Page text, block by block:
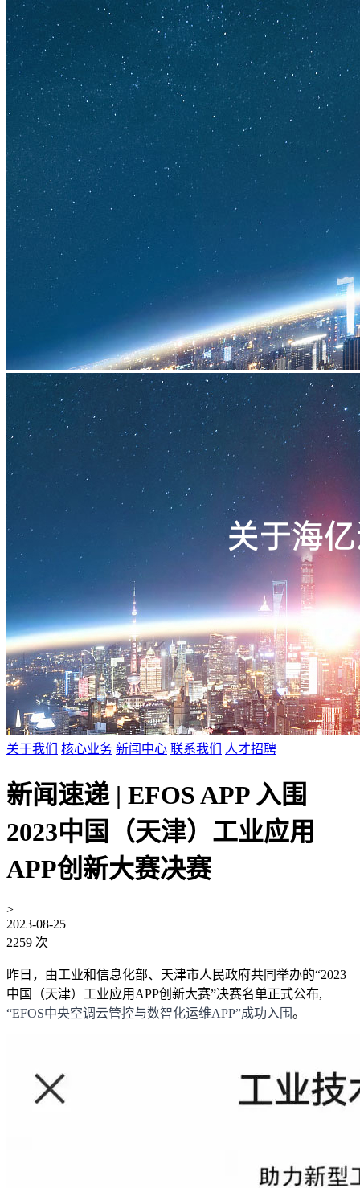
关于我们 核心业务 新闻中心 联系我们 人才招聘
新闻速递 | EFOS APP 入围
2023中国（天津）工业应用
APP创新大赛决赛
>
2023-08-25
2259 次
昨日，由工业和信息化部、天津市人民政府共同举办的“2023
中国（天津）工业应用APP创新大赛”决赛名单正式公布,
“EFOS中央空调云管控与数智化运维APP”成功入围。